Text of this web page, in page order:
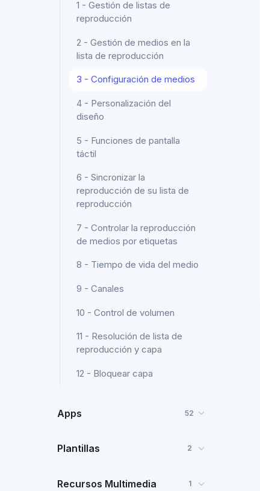
1 - Gestión de listas de
reproducción
2 - Gestión de medios en la
lista de reproducción
3 - Configuración de medios
4 - Personalización del
diseño
5 - Funciones de pantalla
táctil
6 - Sincronizar la
reproducción de su lista de
reproducción
7 - Controlar la reproducción
de medios por etiquetas
8 - Tiempo de vida del medio
9 - Canales
10 - Control de volumen
11 - Resolución de lista de
reproducción y capa
12 - Bloquear capa
Apps 52
Plantillas 2
Recursos Multimedia 1